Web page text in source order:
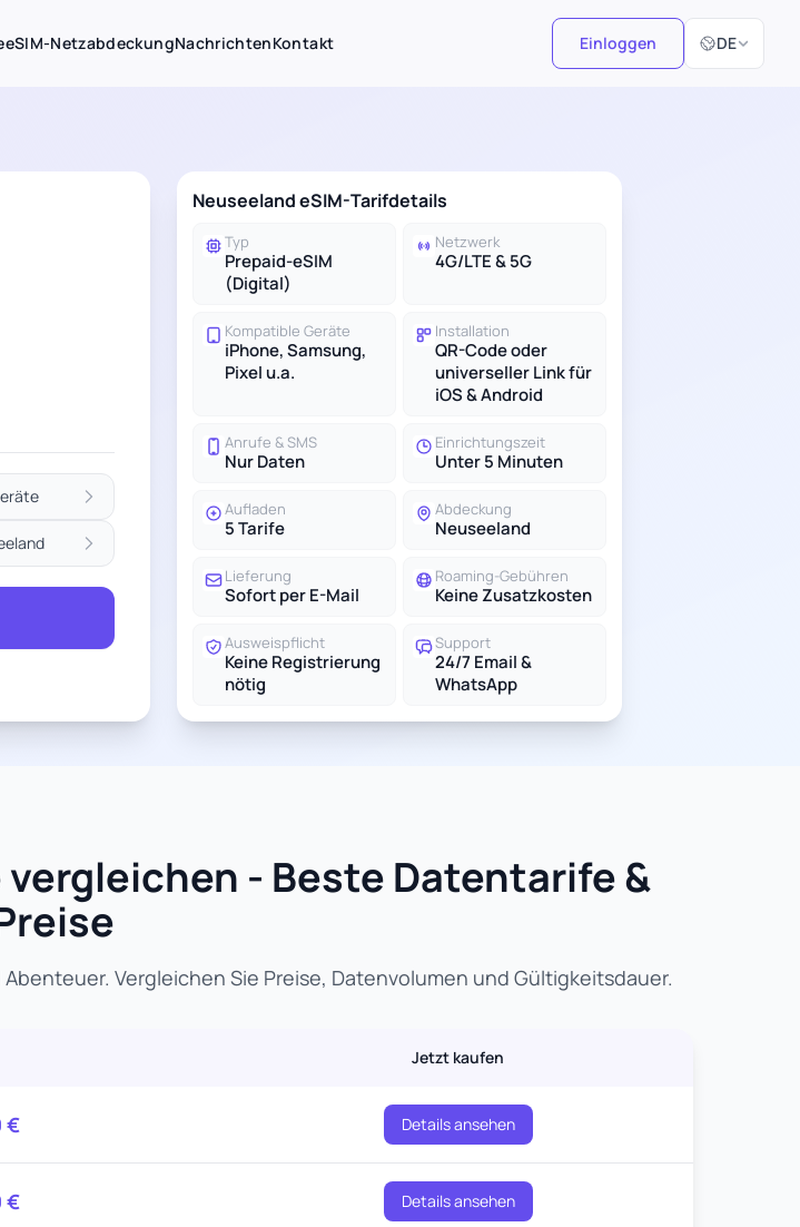
eSIM-NetzabdeckungNachrichtenKontakt Einloggen DE
Sprache
Neuseeland eSIM-Tarifdetails
Typ
Prepaid-eSIM
(Digital)
Netzwerk
4G/LTE & 5G
Kompatible Geräte
iPhone, Samsung,
Pixel u.a.
Installation
QR-Code oder
universeller Link für
iOS & Android
Anrufe & SMS
Nur Daten
Einrichtungszeit
Unter 5 Minuten
Aufladen
5 Tarife
Abdeckung
Neuseeland
Lieferung
Sofort per E-Mail
Roaming-Gebühren
Keine Zusatzkosten
Ausweispflicht
Keine Registrierung
nötig
Support
24/7 Email &
WhatsApp
- Beste Datentarife &
Vergleichen Sie Preise, Datenvolumen und Gültigkeitsdauer.
Jetzt kaufen
€ Details ansehen
€ Details ansehen